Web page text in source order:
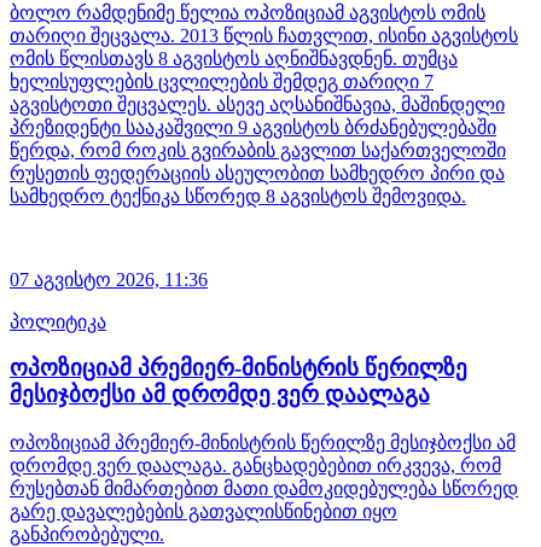
ბოლო რამდენიმე წელია ოპოზიციამ აგვისტოს ომის
თარიღი შეცვალა. 2013 წლის ჩათვლით, ისინი აგვისტოს
ომის წლისთავს 8 აგვისტოს აღნიშნავდნენ. თუმცა
ხელისუფლების ცვლილების შემდეგ თარიღი 7
აგვისტოთი შეცვალეს. ასევე აღსანიშნავია, მაშინდელი
პრეზიდენტი სააკაშვილი 9 აგვისტოს ბრძანებულებაში
წერდა, რომ როკის გვირაბის გავლით საქართველოში
რუსეთის ფედერაციის ასეულობით სამხედრო პირი და
სამხედრო ტექნიკა სწორედ 8 აგვისტოს შემოვიდა.
07 აგვისტო 2026, 11:36
პოლიტიკა
ოპოზიციამ პრემიერ-მინისტრის წერილზე
მესიჯბოქსი ამ დრომდე ვერ დაალაგა
ოპოზიციამ პრემიერ-მინისტრის წერილზე მესიჯბოქსი ამ
დრომდე ვერ დაალაგა. განცხადებებით ირკვევა, რომ
რუსებთან მიმართებით მათი დამოკიდებულება სწორედ
გარე დავალებების გათვალისწინებით იყო
განპირობებული.